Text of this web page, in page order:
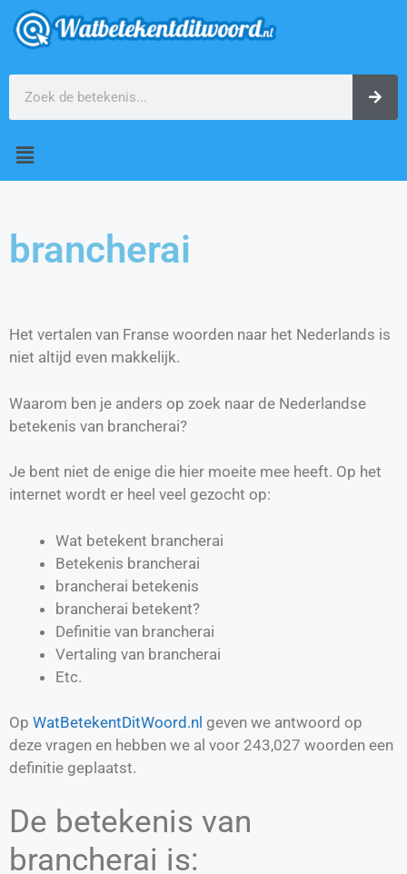
brancherai
Het vertalen van Franse woorden naar het Nederlands is
niet altijd even makkelijk.
Waarom ben je anders op zoek naar de Nederlandse
betekenis van brancherai?
Je bent niet de enige die hier moeite mee heeft. Op het
internet wordt er heel veel gezocht op:
Wat betekent brancherai
Betekenis brancherai
brancherai betekenis
brancherai betekent?
Definitie van brancherai
Vertaling van brancherai
Etc.
Op WatBetekentDitWoord.nl geven we antwoord op
deze vragen en hebben we al voor 243,027 woorden een
definitie geplaatst.
De betekenis van
brancherai is: